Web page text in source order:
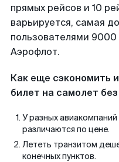
прямых рейсов и 10
варьируется, самая
пользователями
Аэрофлот.
Как еще сэкономить
билет на самолет
У разных авиакомпаний
различаются по цене.
Лететь транзитом
конечных пунктов.